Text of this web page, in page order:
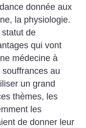
donnée aux
la physiologie.
statut de
qui vont
médecine à
au
un grand
thèmes, les
les
de donner leur